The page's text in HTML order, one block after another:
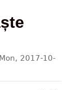
Mon, 2017-10-